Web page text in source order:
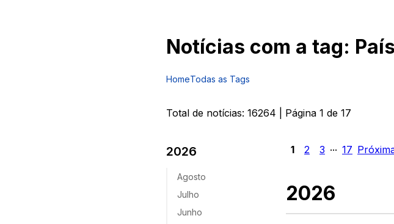
Notícias com a tag: País
HomeTodas as Tags
Total de notícias: 16264 | Página 1 de 17
2026
Agosto
Julho
Junho
1 2 3 ... 17
2026